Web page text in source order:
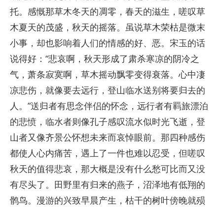
托。感慨那草木冬天的凋零，春天的滋生，嗟叹草
木夏天的茂盛，秋天的摇落。虽说草木荣枯是微末
小事，却也影响着人们的情感的好、恶。宋玉的话
说得好：“悲哀啊，秋天形成了肃杀寒凉的阴冷之
气，萧条寂寞啊，草木摇动飘零变得衰落。心中凄
凉悲伤，就像要去远行，登山临水送别将要归去的
人。”送归者有思念伴侣的怀念，远行者有羁旅漂泊
的悲愤，临水者则像孔子感叹流水似时光飞逝，登
山者又像齐景公怀想未来而哀悼眼前。那四种感伤
都使人心内痛苦，遇上了一件也难以忍受，但嗟叹
秋天的值得悲哀，那大概是没有什么愁可比而又没
有尽头了。田野里有归来的燕子，沼泽地有低翔的
鹘鸟。漫游的兴致早晨产生，枯干的树叶傍晚就殒